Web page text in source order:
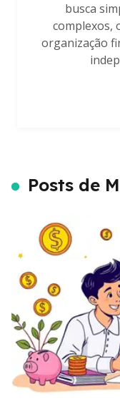
busca
complexos,
organização
Posts de